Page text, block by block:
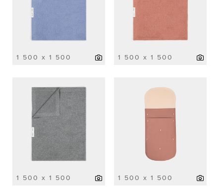
1 500 x 1 500 1 500 x 1 500
1 500 x 1 500 1 500 x 1 500